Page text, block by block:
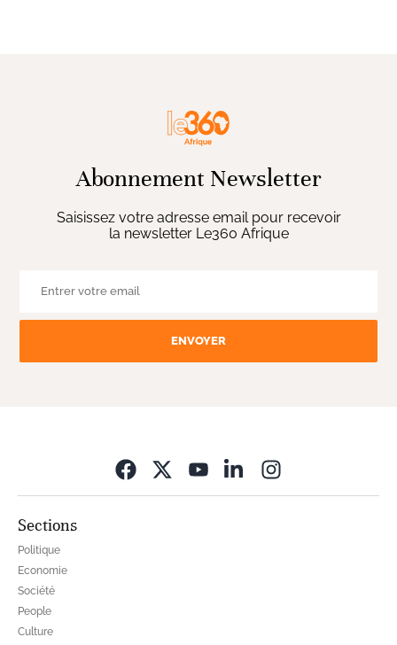
Abonnement Newsletter
Saisissez votre adresse email pour recevoir
la newsletter Le360 Afrique
ENVOYER
Sections
Politique
Economie
Société
People
Culture